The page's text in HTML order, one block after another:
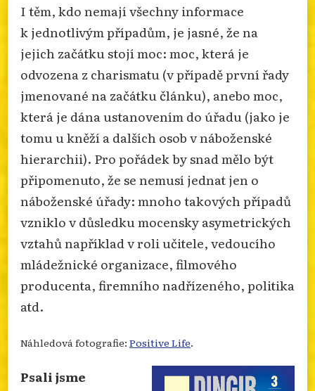
I těm, kdo nemají všechny informace
k jednotlivým případům, je jasné, že na
jejich začátku stojí moc: moc, která je
odvozena z charismatu (v případě první řady
jmenované na začátku článku), anebo moc,
která je dána ustanovením do úřadu (jako je
tomu u kněží a dalších osob v náboženské
hierarchii). Pro pořádek by snad mělo být
připomenuto, že se nemusí jednat jen o
náboženské úřady: mnoho takových případů
vzniklo v důsledku mocensky asymetrických
vztahů například v roli učitele, vedoucího
mládežnické organizace, filmového
producenta, firemního nadřízeného, politika
atd.
Náhledová fotografie: Positive Life.
Psali jsme